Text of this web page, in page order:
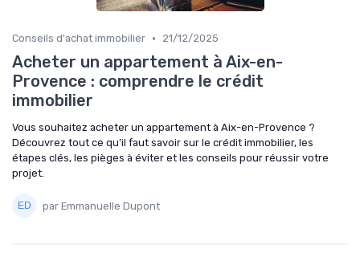
Conseils d'achat immobilier • 21/12/2025
Acheter un appartement à Aix-en-
Provence : comprendre le crédit
immobilier
Vous souhaitez acheter un appartement à Aix-en-Provence ?
Découvrez tout ce qu’il faut savoir sur le crédit immobilier, les
étapes clés, les pièges à éviter et les conseils pour réussir votre
projet.
par Emmanuelle Dupont